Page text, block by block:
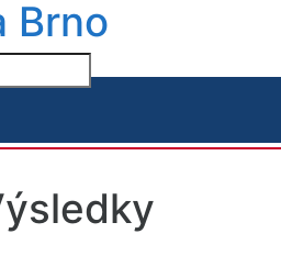
Brno